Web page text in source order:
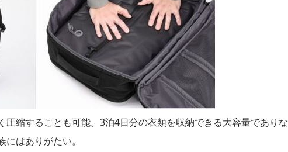
縮することも可能。3泊4日分の衣類を収納できる大容量でありな
はありがたい。